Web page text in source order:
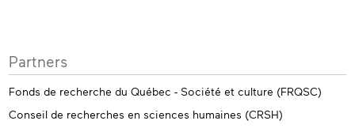
Partners
Fonds de recherche du Québec - Société et culture (FRQSC)
Conseil de recherches en sciences humaines (CRSH)